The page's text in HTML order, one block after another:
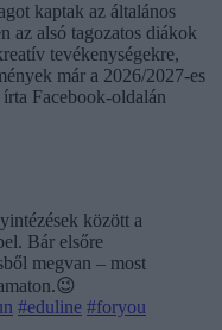
kaptak az általános
az alsó tagozatos diákok
tevékenységekre,
már a 2026/2027-es
Facebook-oldalán
között a
Bár elsőre
megvan – most
#eduline #foryou